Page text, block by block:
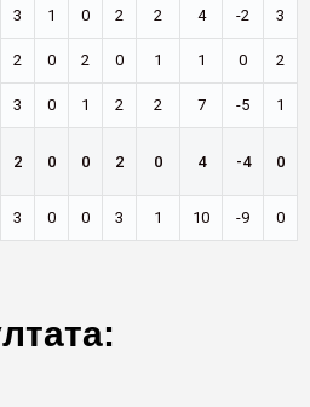
3 1 0 2 2 4 -2 3
2 0 2 0 1 1 0 2
3 0 1 2 2 7 -5 1
2 0 0 2 0 4 -4 0
3 0 0 3 1 10 -9 0